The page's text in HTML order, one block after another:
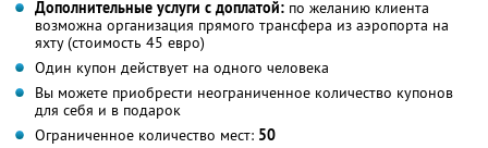
Дополнительные услуги с доплатой: по желанию клиента
возможна организация прямого трансфера из аэропорта на
яхту (стоимость 45 евро)
Один купон действует на одного человека
Вы можете приобрести неограниченное количество купонов
для себя и в подарок
Ограниченное количество мест: 50